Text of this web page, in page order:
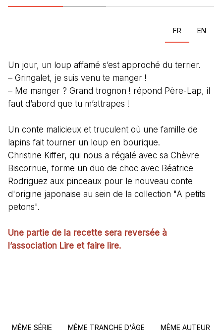
FR EN
Un jour, un loup affamé s’est approché du terrier.
– Gringalet, je suis venu te manger !
– Me manger ? Grand trognon ! répond Père-Lap, il
faut d’abord que tu m’attrapes !
Un conte malicieux et truculent où une famille de
lapins fait tourner un loup en bourique.
Christine Kiffer, qui nous a régalé avec sa Chèvre
Biscornue, forme un duo de choc avec Béatrice
Rodriguez aux pinceaux pour le nouveau conte
d'origine japonaise au sein de la collection "A petits
petons".
Une partie de la recette sera reversée à
l’association Lire et faire lire.
MÊME SÉRIE MÊME TRANCHE D'ÂGE MÊME AUTEUR